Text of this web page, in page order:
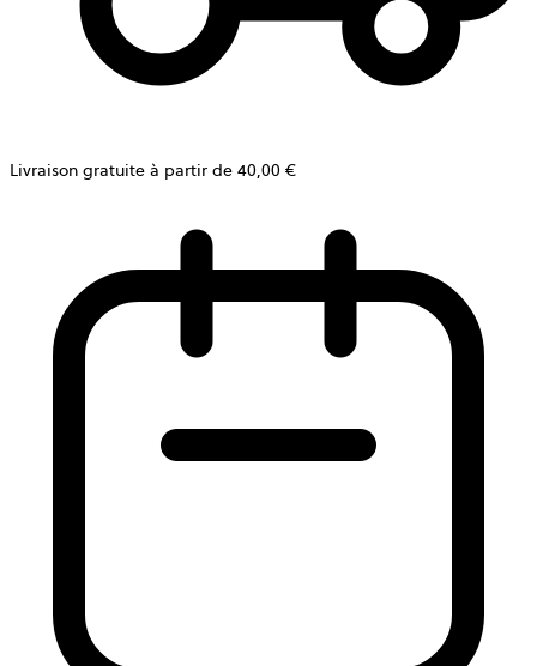
Livraison gratuite à partir de 40,00 €